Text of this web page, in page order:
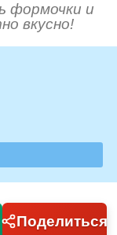
формочки и
вкусно!
Поделиться